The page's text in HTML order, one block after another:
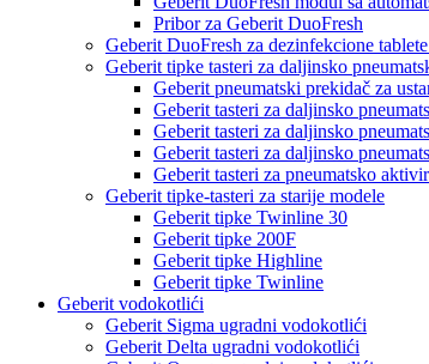
Pribor za Geberit DuoFresh
Geberit DuoFresh za dezinfekcione
Geberit tipke tasteri za daljinsko
Geberit pneumatski prekidač za
Geberit tasteri za daljinsko
Geberit tasteri za daljinsko
Geberit tasteri za daljinsko
Geberit tasteri za pneumatsko
Geberit tipke-tasteri za starije modele
Geberit tipke Twinline 30
Geberit tipke 200F
Geberit tipke Highline
Geberit tipke Twinline
Geberit vodokotlići
Geberit Sigma ugradni vodokotlići
Geberit Delta ugradni vodokotlići